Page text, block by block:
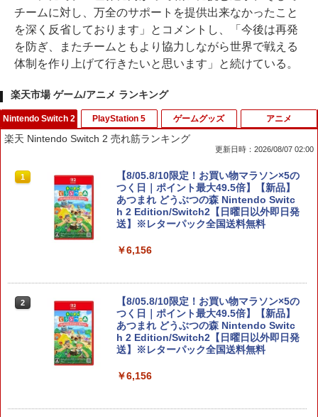
チームに対し、万全のサポートを提供出来なかったこと
を深く反省しております」とコメントし、「今後は再発
を防ぎ、またチームともより協力しながら世界で戦える
体制を作り上げて行きたいと思います」と続けている。
楽天市場 ゲーム/アニメ ランキング
Nintendo Switch 2
楽天 Nintendo Switch 2 売れ筋ランキング
更新日時：2026/08/07 02:00
1
【8/05.8/10限定！お買い物マラソン×5の
つく日｜ポイント最大49.5倍】【新品】
あつまれ どうぶつの森 Nintendo Switc
h 2 Edition/Switch2【日曜日以外即日発
送】※レターパック全国送料無料
￥6,156
2
【8/05.8/10限定！お買い物マラソン×5の
つく日｜ポイント最大49.5倍】【新品】
あつまれ どうぶつの森 Nintendo Switc
h 2 Edition/Switch2【日曜日以外即日発
送】※レターパック全国送料無料
￥6,156
PlayStation 5 ゲームグッズ アニメ